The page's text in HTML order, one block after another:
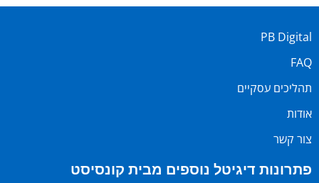
PB Digital
FAQ
תהליכים עסקיים
אודות
צור קשר
פתרונות דיגיטל נוספים מבית קונסיסט